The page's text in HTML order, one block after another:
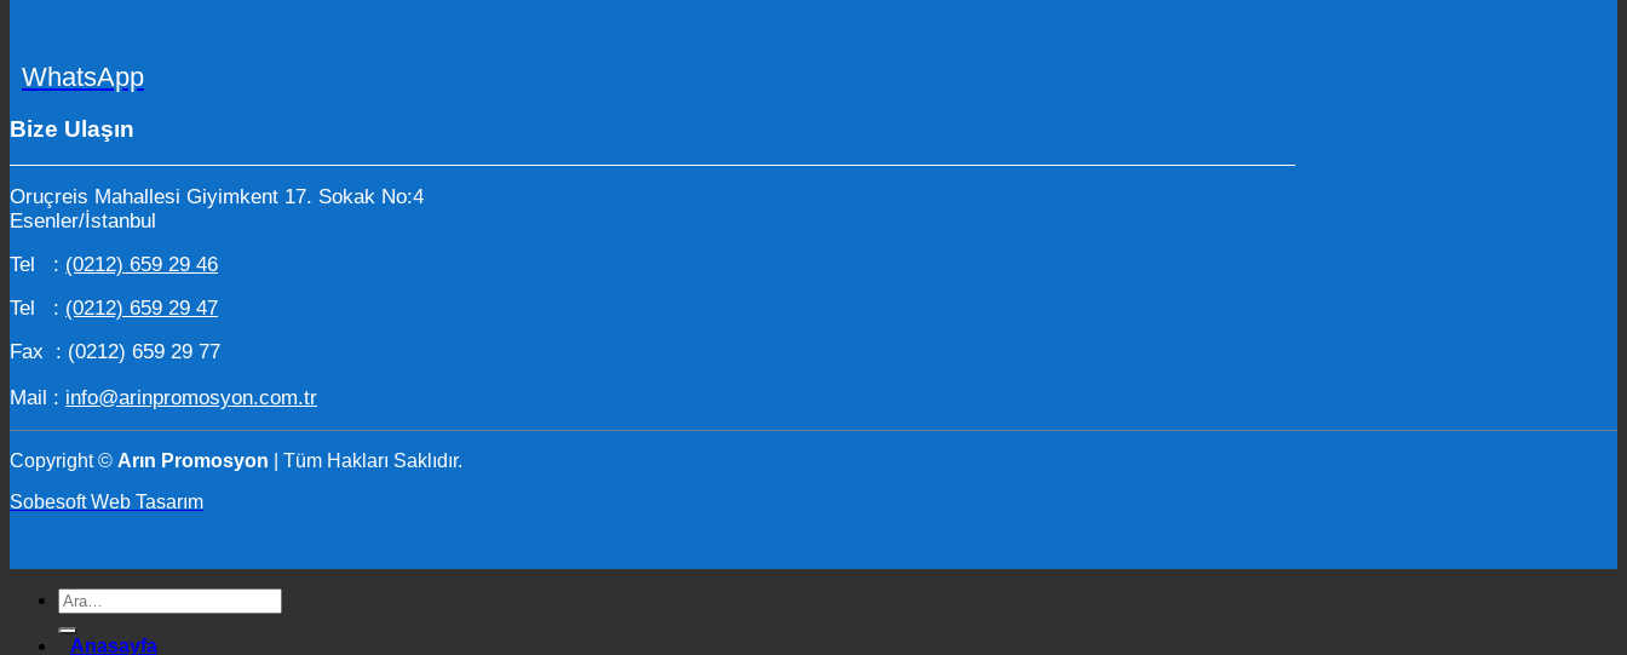
WhatsApp
Bize Ulaşın
Oruçreis Mahallesi Giyimkent 17. Sokak No:4
Esenler/İstanbul
Tel : (0212) 659 29 46
Tel : (0212) 659 29 47
Fax : (0212) 659 29 77
Mail : info@arinpromosyon.com.tr
Copyright © Arın Promosyon
| Tüm Hakları Saklıdır.
Sobesoft Web Tasarım
Ara:
Anasayfa